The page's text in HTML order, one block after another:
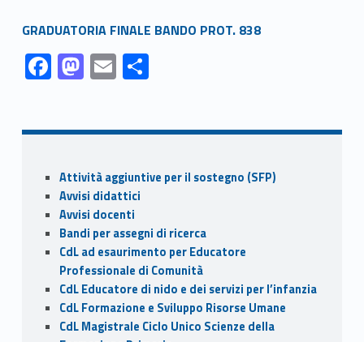
Link identifier #identifier__2681-2
GRADUATORIA FINALE BANDO PROT. 838
Link identifier #identifier__145707-1
F
ac
b
o
o
k
Link identifier #identifier__92448-2 M
as
d
o
n
Link identifier #identifier__198660-3 E
m
l
Link identifier #identifier__1158-4 C
di
vi
di
Sidebar
Attività aggiuntive per il sostegno (SFP)
Avvisi didattici
Avvisi docenti
Bandi per assegni di ricerca
CdL ad esaurimento per Educatore
Professionale di Comunità
CdL Educatore di nido e dei servizi per l’infanzia
CdL Formazione e Sviluppo Risorse Umane
CdL Magistrale Ciclo Unico Scienze della